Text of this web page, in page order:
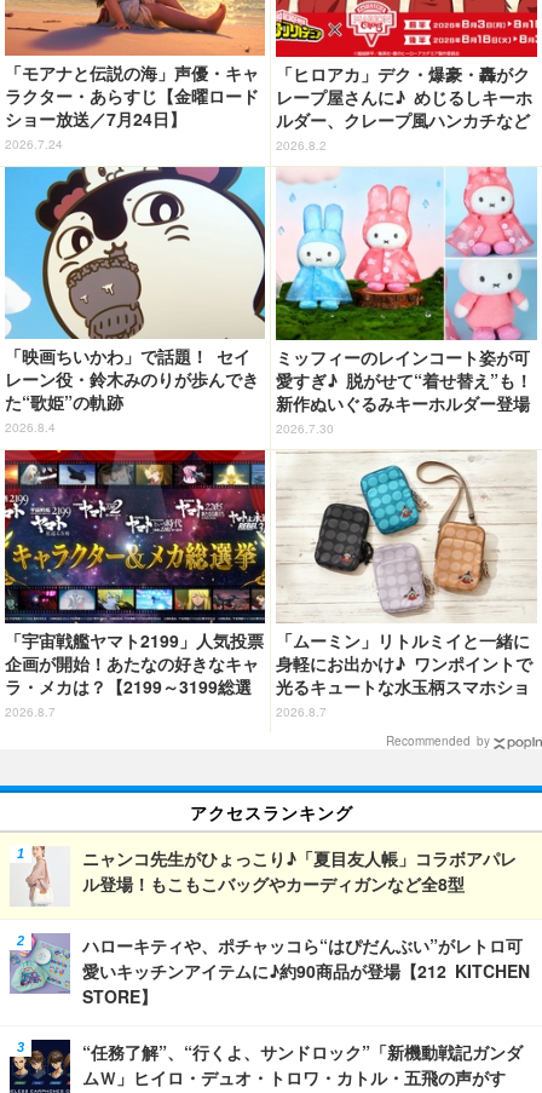
「モアナと伝説の海」声優・キャ
ラクター・あらすじ【金曜ロード
ショー放送／7月24日】
2026.7.24
「ヒロアカ」デク・爆豪・轟がク
レープ屋さんに♪ めじるしキーホ
ルダー、クレープ風ハンカチなど
限定グッズ＆コラボクレープが登
場
2026.8.2
「映画ちいかわ」で話題！ セイ
レーン役・鈴木みのりが歩んでき
た“歌姫”の軌跡
2026.8.4
ミッフィーのレインコート姿が可
愛すぎ♪ 脱がせて“着せ替え”も！
新作ぬいぐるみキーホルダー登場
2026.7.30
「宇宙戦艦ヤマト2199」人気投票
企画が開始！あたなの好きなキャ
ラ・メカは？【2199～3199総選
挙】
2026.8.7
「ムーミン」リトルミイと一緒に
身軽にお出かけ♪ ワンポイントで
光るキュートな水玉柄スマホショ
ルダーが新登場！
2026.8.7
Recommended by
アクセスランキング
ニャンコ先生がひょっこり♪「夏目友人帳」コラボアパレ
ル登場！もこもこバッグやカーディガンなど全8型
ハローキティや、ポチャッコら“はぴだんぶい”がレトロ可
愛いキッチンアイテムに♪約90商品が登場【212 KITCHEN
STORE】
“任務了解”、“行くよ、サンドロック”「新機動戦記ガンダ
ムＷ」ヒイロ・デュオ・トロワ・カトル・五飛の声がす